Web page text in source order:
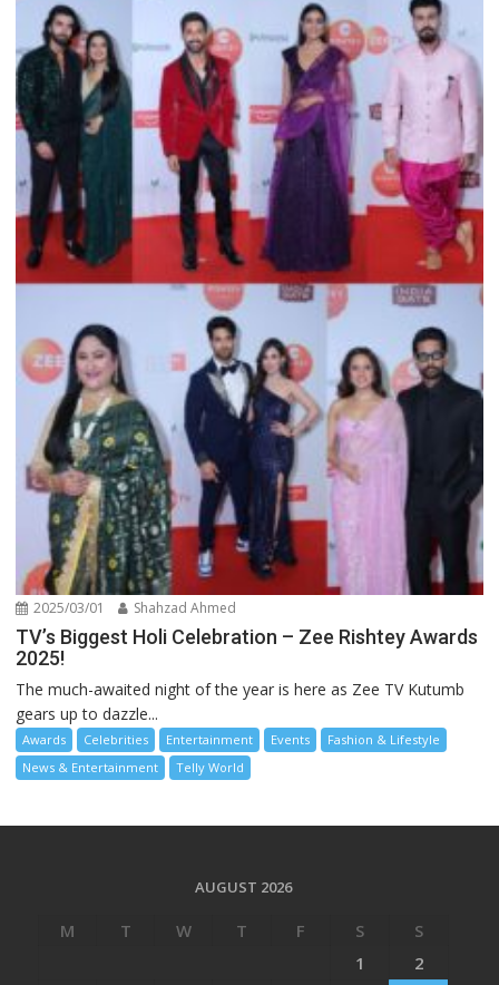
2025/03/01 Shahzad Ahmed
TV’s Biggest Holi Celebration – Zee Rishtey Awards
2025!
The much-awaited night of the year is here as Zee TV Kutumb
gears up to dazzle...
Awards Celebrities Entertainment Events
Fashion & Lifestyle
News & Entertainment
Telly World
AUGUST 2026
M T W T F S
S
1
2